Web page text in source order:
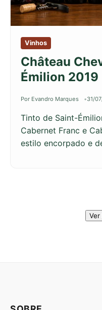
Vinhos
Château
Émilion 2019
Por Evandro Marques 31/
Tinto de Saint-
Cabernet Franc e
estilo encorpado e
Ver